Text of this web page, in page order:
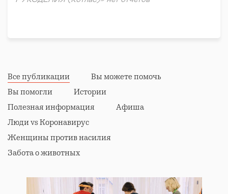
Все публикации
Вы можете помочь
Вы помогли
Истории
Полезная информация
Афиша
Люди vs Коронавирус
Женщины против насилия
Забота о животных